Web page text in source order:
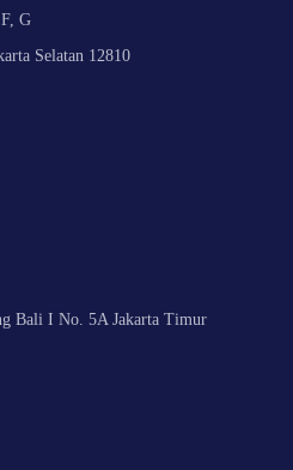
G
Selatan 12810
Bali I No. 5A Jakarta Timur